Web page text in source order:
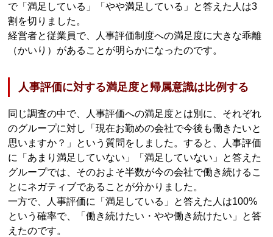
で「満足している」「やや満足している」と答えた人は3
割を切りました。
経営者と従業員で、人事評価制度への満足度に大きな乖離
（かいり）があることが明らかになったのです。
人事評価に対する満足度と帰属意識は比例する
同じ調査の中で、人事評価への満足度とは別に、それぞれ
のグループに対し「現在お勤めの会社で今後も働きたいと
思いますか？」という質問をしました。すると、人事評価
に「あまり満足していない」「満足していない」と答えた
グループでは、そのおよそ半数が今の会社で働き続けるこ
とにネガティブであることが分かりました。
一方で、人事評価に「満足している」と答えた人は100%
という確率で、「働き続けたい・やや働き続けたい」と答
えたのです。